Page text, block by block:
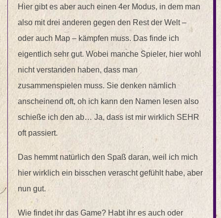
Hier gibt es aber auch einen 4er Modus, in dem man
also mit drei anderen gegen den Rest der Welt –
oder auch Map – kämpfen muss. Das finde ich
eigentlich sehr gut. Wobei manche Spieler, hier wohl
nicht verstanden haben, dass man
zusammenspielen muss. Sie denken nämlich
anscheinend oft, oh ich kann den Namen lesen also
schieße ich den ab… Ja, dass ist mir wirklich SEHR
oft passiert.
Das hemmt natürlich den Spaß daran, weil ich mich
hier wirklich ein bisschen verascht gefühlt habe, aber
nun gut.
Wie findet ihr das Game? Habt ihr es auch oder